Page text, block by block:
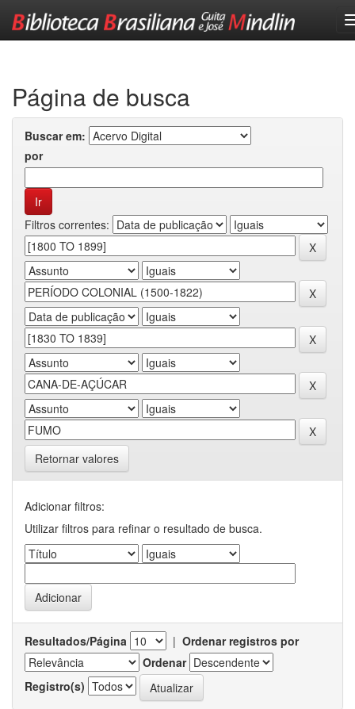
Página de busca
Buscar em:
por
Filtros correntes:
Retornar valores
Adicionar filtros:
Utilizar filtros para refinar o resultado de busca.
Resultados/Página | Ordenar registros por
Ordenar
Registro(s)